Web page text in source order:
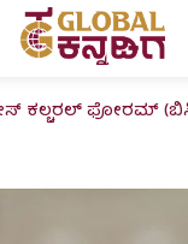
ಕಲ್ಚರಲ್ ಫೋರಮ್